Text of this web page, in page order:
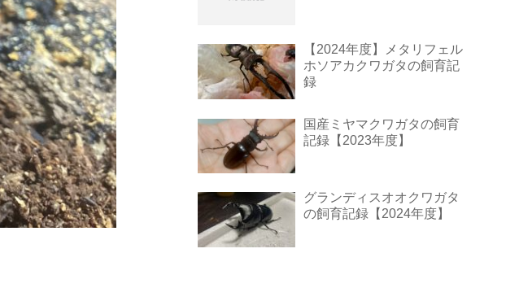
【2024年度】メタリフェル
ホソアカクワガタの飼育記
録
国産ミヤマクワガタの飼育
記録【2023年度】
グランディスオオクワガタ
の飼育記録【2024年度】